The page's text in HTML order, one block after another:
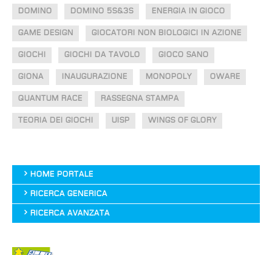
DOMINO DOMINO 5S&3S ENERGIA IN GIOCO
GAME DESIGN GIOCATORI NON BIOLOGICI IN AZIONE
GIOCHI GIOCHI DA TAVOLO GIOCO SANO
GIONA INAUGURAZIONE MONOPOLY OWARE
QUANTUM RACE RASSEGNA STAMPA
TEORIA DEI GIOCHI UISP WINGS OF GLORY
HOME PORTALE
RICERCA GENERICA
RICERCA AVANZATA